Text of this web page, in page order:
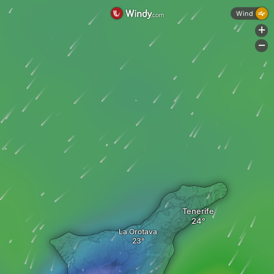
Tenerife
La Orotava
Wind
+
-